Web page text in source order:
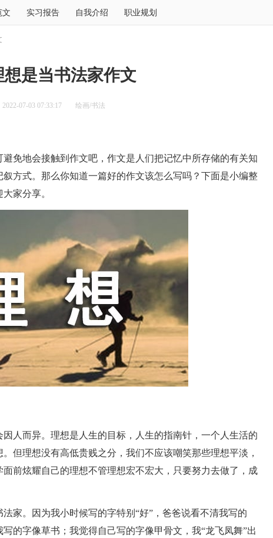
文 实习报告 自我介绍 职业规划
想是当书法家作文
07-03 07:33:17 绘画/书法
地会接触到作文吧，作文是人们把记忆中所存储的有关知
方式。那么你知道一篇好的作文该怎么写吗？下面是小编整
家分享。
而异。理想是人生的目标，人生的指南针，一个人生活的
但理想没有高低贵贱之分，我们不应该嘲笑那些理想平淡，
前炫耀自己的理想不管理想宏不宏大，只要努力去做了，成
。因为我小时候写的字特别“好”，爸爸说看不清我写的
的字像草书；我觉得自己写的字像甲骨文，我“龙飞凤舞”出